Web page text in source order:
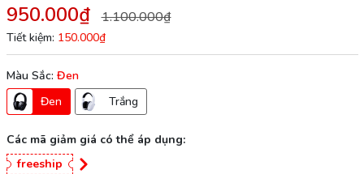
950.000₫ 1.100.000₫
Tiết kiệm: 150.000₫
Màu Sắc: Đen
Đen
Trắng
Các mã giảm giá có thể áp dụng:
freeship